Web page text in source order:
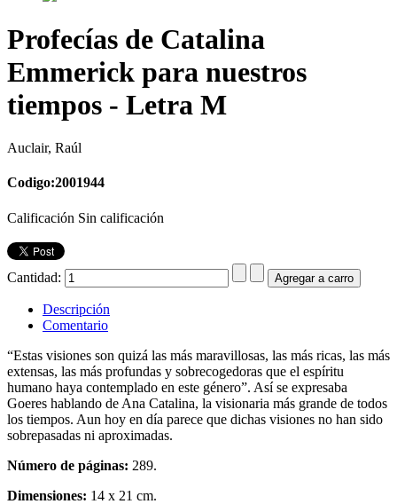
Profecías de Catalina
Emmerick para nuestros
tiempos - Letra M
Auclair, Raúl
Codigo:2001944
Calificación Sin calificación
Cantidad:
Descripción
Comentario
“Estas visiones son quizá las más maravillosas, las más ricas, las más
extensas, las más profundas y sobrecogedoras que el espíritu
humano haya contemplado en este género”. Así se expresaba
Goeres hablando de Ana Catalina, la visionaria más grande de todos
los tiempos. Aun hoy en día parece que dichas visiones no han sido
sobrepasadas ni aproximadas.
Número de páginas: 289.
Dimensiones: 14 x 21 cm.